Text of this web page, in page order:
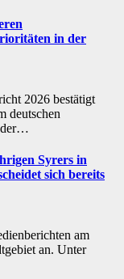
in der
2026 bestätigt
deutschen
der…
Syrers in
sich bereits
am
an. Unter